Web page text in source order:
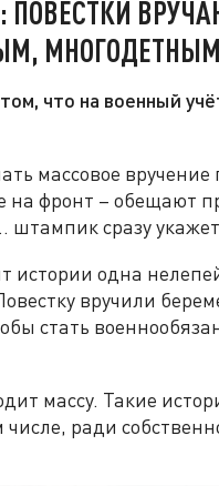
ПОВЕСТКИ
МНОГОДЕТНЫМ
что на военный
массовое
на фронт – обещают
штампик сразу
истории одна
вручили
стать
массу. Такие
ради